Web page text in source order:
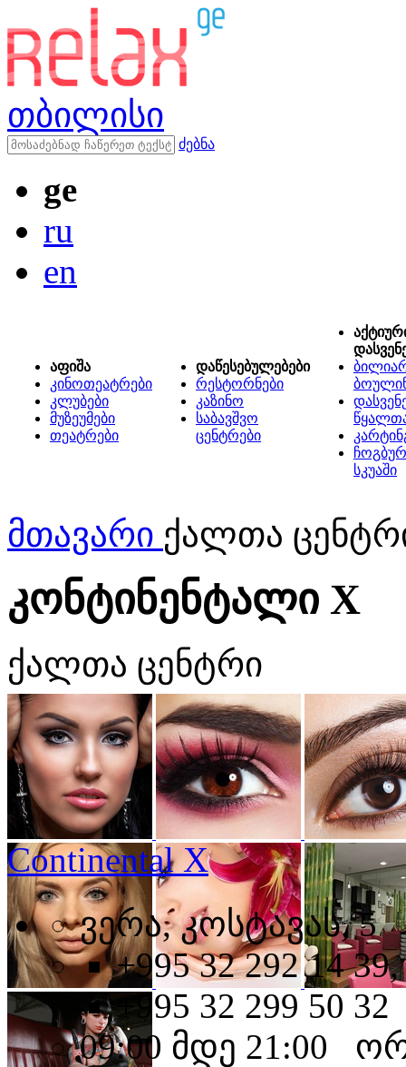
თბილისი
ძებნა
ge
ru
en
აფიშა
კინოთეატრები
კლუბები
მუზეუმები
თეატრები
დაწესებულებები
რესტორნები
კაზინო
საბავშვო
ცენტრები
სკუაში
მთავარი ქალთა
კონტინენტალი X
ქალთა ცენტრი
Continental X
ვერა, კოსტავას, 5
+995 32 292 14 39,
+995 32 299 50 32
09:00 მდე 21:00